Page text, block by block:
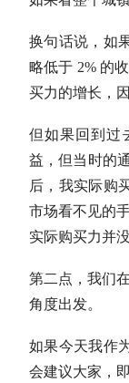
换句话说，如
略低于 2% 的
买力的增长，
但如果回到过
益，但当时的
后，我实际购
市场看不见的
实际购买力并
第二点，我们
角度出发。
如果今天我作
会建议大家，